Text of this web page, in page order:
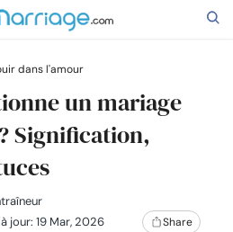
dans l'amour
un mariage
Signification,
jour: 19 Mar, 2026 Share